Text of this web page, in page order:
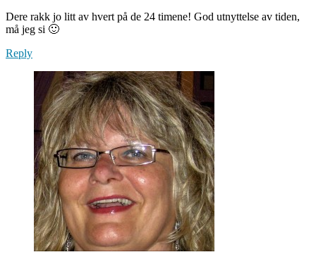
Dere rakk jo litt av hvert på de 24 timene! God utnyttelse av tiden,
må jeg si 🙂
Reply